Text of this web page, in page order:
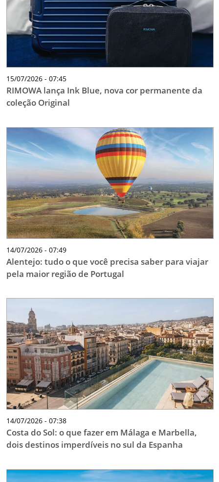
15/07/2026 - 07:45
RIMOWA lança Ink Blue, nova cor permanente da
coleção Original
14/07/2026 - 07:49
Alentejo: tudo o que você precisa saber para viajar
pela maior região de Portugal
14/07/2026 - 07:38
Costa do Sol: o que fazer em Málaga e Marbella,
dois destinos imperdíveis no sul da Espanha